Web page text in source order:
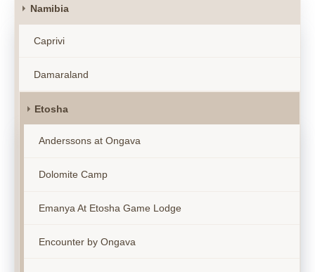
Namibia
Caprivi
Damaraland
Etosha
Anderssons at Ongava
Dolomite Camp
Emanya At Etosha Game Lodge
Encounter by Ongava